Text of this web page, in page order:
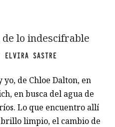
de lo indescifrable
ELVIRA SASTRE
de Chloe Dalton, en
en busca del agua de
Lo que encuentro allí
limpio, el cambio de